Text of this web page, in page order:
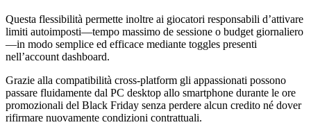
Questa flessibilità permette inoltre ai giocatori responsabili d’attivare
limiti autoimposti—tempo massimo de sessione o budget giornaliero
—in modo semplice ed efficace mediante toggles presenti
nell’account dashboard.
Grazie alla compatibilità cross‑platform gli appassionati possono
passare fluidamente dal PC desktop allo smartphone durante le ore
promozionali del Black Friday senza perdere alcun credito né dover
rifirmare nuovamente condizioni contrattuali.